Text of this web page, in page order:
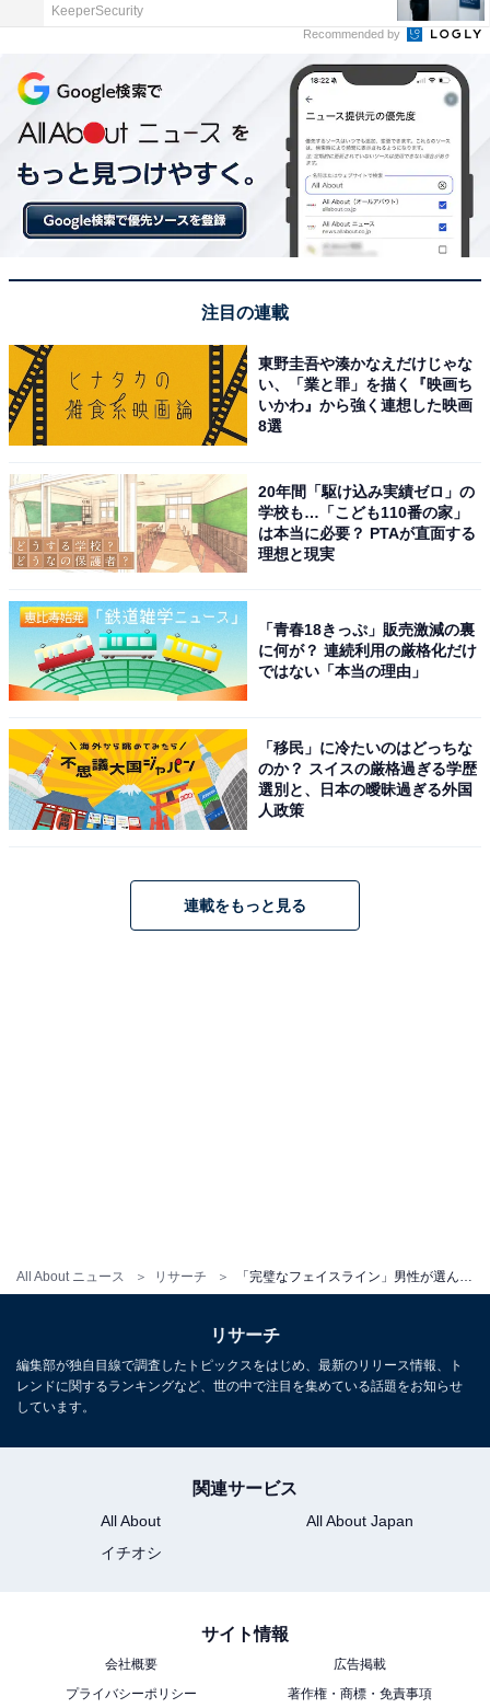
All About ニュース リサーチ
少女戦士セーラームーン」でデビューしました。その
後、『家売るオンナ』（日本テレビ系）などの人気作で
活躍しています。ふとした瞬間に見せる、すっと通った
鼻筋と端正な横顔の美しさも彼女の大きな魅力の一つで
す。
回答者コメント
「横顔が整っていて率直に美しいと思うからです」
（40代男性／東京都）
「シャープな鼻筋と完璧なフェイスラインの持ち主
だと思うから」（40代男性／奈良県）
「シャープな顎と通った鼻筋が横顔に凛とした強さ
を与え、洗練された大人の美しさを際立たせるから
だから」（40代男性／静岡県）
※回答者からのコメントは原文ママです
ください
あわせて読みたい
【男性が選んだ】「声が魅力的な20代女性俳
こちらもおすすめ
性俳優」ランキング！ 2位「長澤まさみ」を抑
KeeperSecurity
Recommended by
注目の連載
東野圭吾や湊かなえだけじゃな
い、「業と罪」を描く『映画ち
いかわ』から強く連想した映画
8選
20年間「駆け込み実績ゼロ」の
学校も…「こども110番の家」
は本当に必要？ PTAが直面する
理想と現実
「青春18きっぷ」販売激減の裏
に何が？ 連続利用の厳格化だけ
ではない「本当の理由」
「移民」に冷たいのはどっちな
のか？ スイスの厳格過ぎる学歴
選別と、日本の曖昧過ぎる外国
人政策
連載をもっと見る
リサーチ
編集部が独自目線で調査したトピックスをはじめ、最新のリリース情報、ト
レンドに関するランキングなど、世の中で注目を集めている話題をお知らせ
しています。
関連サービス
All About
All About Japan
イチオシ
サイト情報
会社概要
広告掲載
プライバシーポリシー
著作権・商標・免責事項